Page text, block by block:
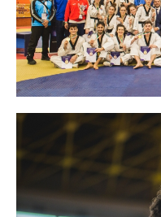
Competizioni
Tesseramento
Licenze WT
Formazione
Amministrazione